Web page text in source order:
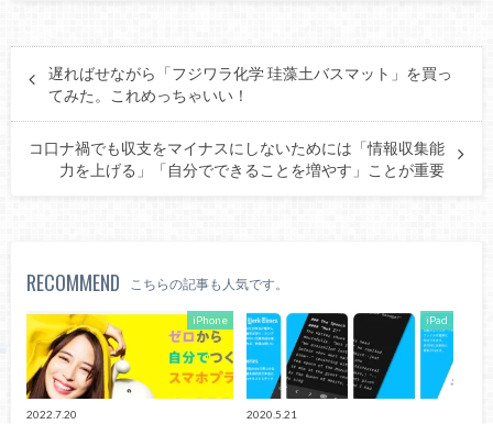
遅ればせながら「フジワラ化学 珪藻土バスマット」を買っ
てみた。これめっちゃいい！
コ口ナ禍でも収支をマイナスにしないためには「情報収集能
力を上げる」「自分でできることを増やす」ことが重要
RECOMMEND こちらの記事も人気です。
iPhone
2022.7.20
iPad
2020.5.21